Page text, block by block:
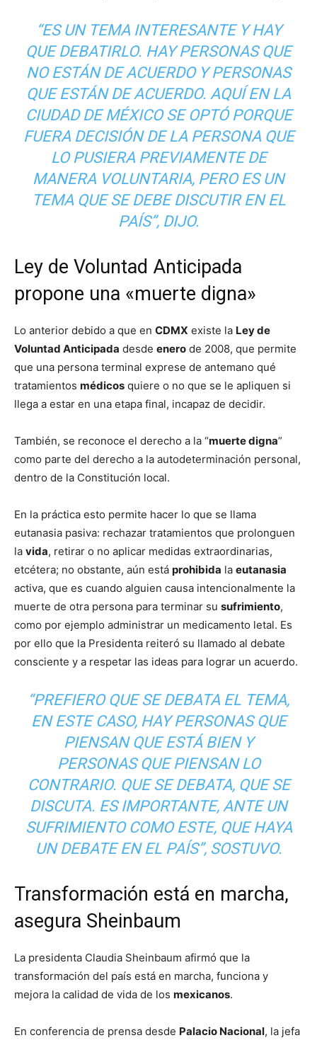
“ES UN TEMA INTERESANTE Y HAY
QUE DEBATIRLO. HAY PERSONAS QUE
NO ESTÁN DE ACUERDO Y PERSONAS
QUE ESTÁN DE ACUERDO. AQUÍ EN LA
CIUDAD DE MÉXICO SE OPTÓ PORQUE
FUERA DECISIÓN DE LA PERSONA QUE
LO PUSIERA PREVIAMENTE DE
MANERA VOLUNTARIA, PERO ES UN
TEMA QUE SE DEBE DISCUTIR EN EL
PAÍS”, DIJO.
Ley de Voluntad Anticipada
propone una «muerte digna»
Lo anterior debido a que en CDMX existe la Ley de
Voluntad Anticipada desde enero de 2008, que permite
que una persona terminal exprese de antemano qué
tratamientos médicos quiere o no que se le apliquen si
llega a estar en una etapa final, incapaz de decidir.
También, se reconoce el derecho a la “muerte digna”
como parte del derecho a la autodeterminación personal,
dentro de la Constitución local.
En la práctica esto permite hacer lo que se llama
eutanasia pasiva: rechazar tratamientos que prolonguen
la vida, retirar o no aplicar medidas extraordinarias,
etcétera; no obstante, aún está prohibida la eutanasia
activa, que es cuando alguien causa intencionalmente la
muerte de otra persona para terminar su sufrimiento,
como por ejemplo administrar un medicamento letal. Es
por ello que la Presidenta reiteró su llamado al debate
consciente y a respetar las ideas para lograr un acuerdo.
“PREFIERO QUE SE DEBATA EL TEMA,
EN ESTE CASO, HAY PERSONAS QUE
PIENSAN QUE ESTÁ BIEN Y
PERSONAS QUE PIENSAN LO
CONTRARIO. QUE SE DEBATA, QUE SE
DISCUTA. ES IMPORTANTE, ANTE UN
SUFRIMIENTO COMO ESTE, QUE HAYA
UN DEBATE EN EL PAÍS”, SOSTUVO.
Transformación está en marcha,
asegura Sheinbaum
La presidenta Claudia Sheinbaum afirmó que la
transformación del país está en marcha, funciona y
mejora la calidad de vida de los mexicanos.
En conferencia de prensa desde Palacio Nacional, la jefa